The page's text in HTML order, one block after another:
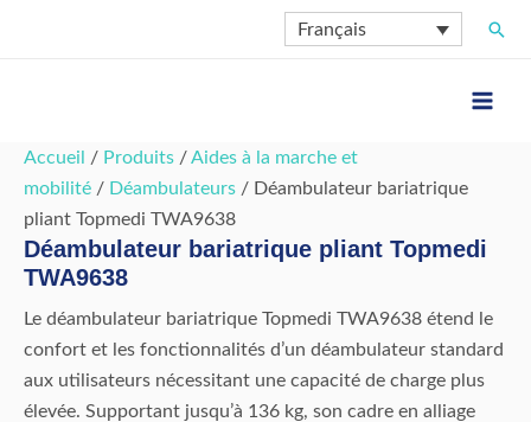
Français
Accueil / Produits /Aides à la marche et
mobilité / Déambulateurs / Déambulateur bariatrique
pliant Topmedi TWA9638
Déambulateur bariatrique pliant Topmedi
TWA9638
Le déambulateur bariatrique Topmedi TWA9638 étend le
confort et les fonctionnalités d’un déambulateur standard
aux utilisateurs nécessitant une capacité de charge plus
élevée. Supportant jusqu’à 136 kg, son cadre en alliage